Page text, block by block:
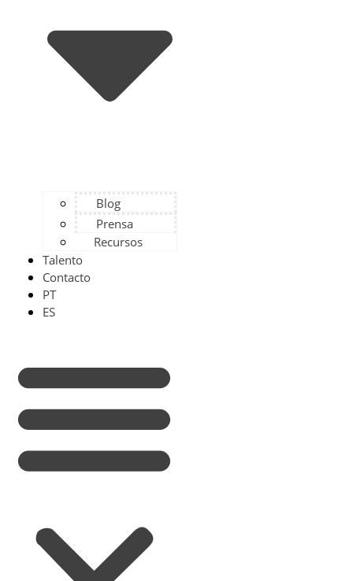
Blog
Prensa
Recursos
Talento
Contacto
PT
ES